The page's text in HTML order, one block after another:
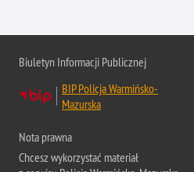
Biuletyn Informacji Publicznej
BIP Policja Warmińsko-
Mazurska
Nota prawna
Chcesz wykorzystać materiał